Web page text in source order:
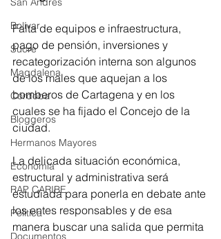
Bolívar
Sucre
Magdalena
Córdoba
Bloggeros
Hermanos Mayores
Economía
RAP CARIBE
Política
Documentos
Falta de equipos e infraestructura,
pago de pensión, inversiones y
recategorización interna son algunos
de los males que aquejan a los
bomberos de Cartagena y en los
cuales se ha fijado el Concejo de la
ciudad.
La delicada situación económica,
estructural y administrativa será
estudiada para ponerla en debate ante
los entes responsables y de esa
manera buscar una salida que permita